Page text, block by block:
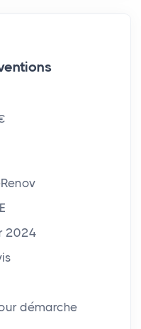
2024
démarche